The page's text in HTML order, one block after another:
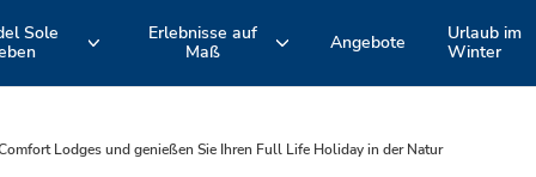
Adriaküste
Nordküste
Sole
Erlebnisse auf
Maß
Angebote
Urlaub im
Winter
Lodges und genießen Sie Ihren Full Life Holiday in der Natur